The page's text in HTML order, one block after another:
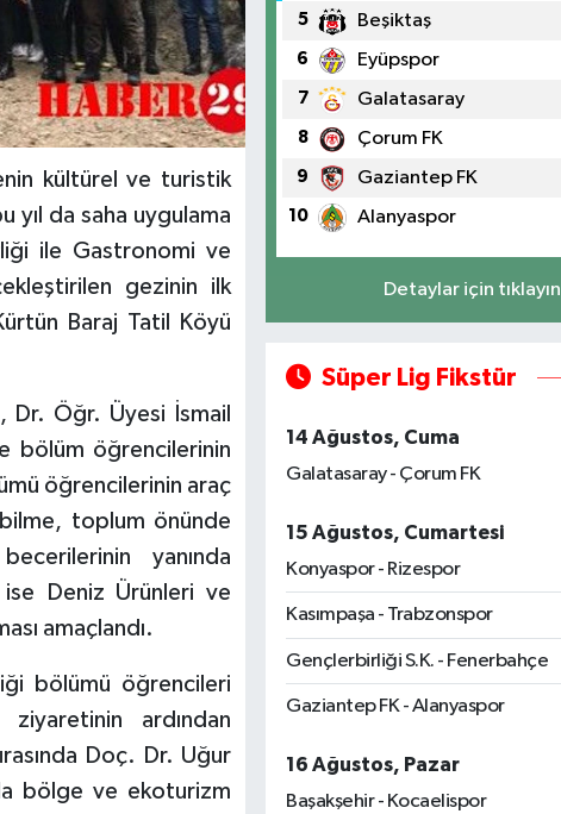
kültürel ve turistik
yıl da saha uygulama
ile Gastronomi ve
gezinin ilk
Baraj Tatil Köyü
Dr. Öğr. Üyesi İsmail
bölüm öğrencilerinin
öğrencilerinin araç
toplum önünde
yanında
Deniz Ürünleri ve
amaçlandı.
bölümü öğrencileri
ziyaretinin ardından
Doç. Dr. Uğur
bölge ve ekoturizm
5 Beşiktaş
6 Eyüpspor
7 Galatasaray
8 Çorum FK
9 Gaziantep FK
10 Alanyaspor
Detaylar için tıklayın
Süper Lig Fikstür
14 Ağustos, Cuma
Galatasaray - Çorum FK
15 Ağustos, Cumartesi
Konyaspor - Rizespor
Kasımpaşa - Trabzonspor
Gençlerbirliği S.K. - Fenerbahçe
Gaziantep FK - Alanyaspor
16 Ağustos, Pazar
Başakşehir - Kocaelispor